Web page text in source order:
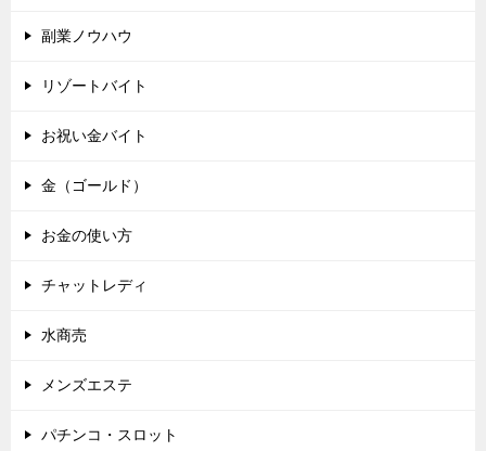
副業ノウハウ
リゾートバイト
お祝い金バイト
金（ゴールド）
お金の使い方
チャットレディ
水商売
メンズエステ
パチンコ・スロット